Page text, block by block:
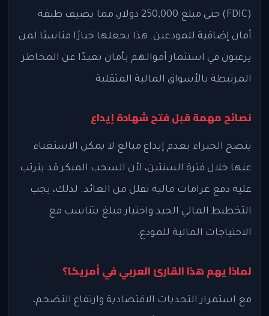
(FDIC) حتى مبلغ 250,000 دولار، مما يضيف طبقة
أمان إضافية للمودعين. هذا يجعلها خيارًا مناسبًا لمن
يرغبون في استثمار أموالهم بأمان بعيدًا عن المخاطر
المرتبطة بالأسواق المالية المتقلبة.
نصائح مهمة قبل فتح شهادة إيداع
ينصح الخبراء بعدم إيداع مبالغ لا يمكن الاستغناء
عنها خلال فترة السنتين، لأن السحب المبكر قد يترتب
عليه دفع غرامات مالية تقلل من العائد. لذلك، يجب
التخطيط المالي الجيد واختيار مبلغ يتناسب مع
الاحتياجات المالية للمودع.
لماذا يهم هذا القارئ العربي في أمريكا؟
مع استمرار التحديات الاقتصادية وارتفاع التضخم،